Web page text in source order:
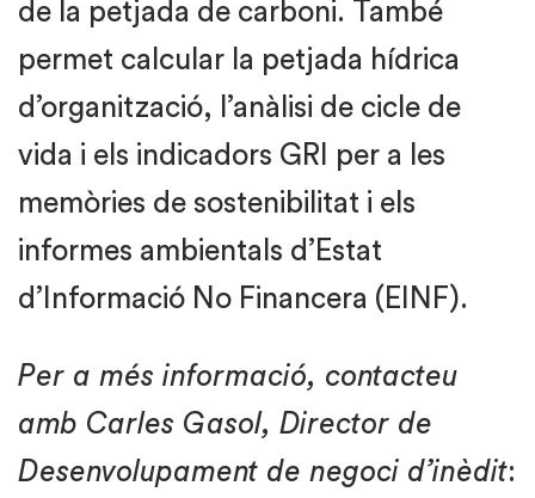
de la petjada de carboni. També
permet calcular la petjada hídrica
d’organització, l’anàlisi de cicle de
vida i els indicadors GRI per a les
memòries de sostenibilitat i els
informes ambientals d’Estat
d’Informació No Financera (EINF).
Per a més informació, contacteu
amb Carles Gasol, Director de
Desenvolupament de negoci d’inèdit: